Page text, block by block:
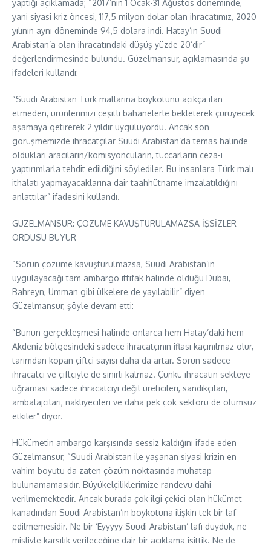
yaptığı açıklamada; “2017’nin 1 Ocak-31 Ağustos döneminde,
yani siyasi kriz öncesi, 117,5 milyon dolar olan ihracatımız, 2020
yılının aynı döneminde 94,5 dolara indi. Hatay’ın Suudi
Arabistan’a olan ihracatındaki düşüş yüzde 20’dir”
değerlendirmesinde bulundu. Güzelmansur, açıklamasında şu
ifadeleri kullandı:
“Suudi Arabistan Türk mallarına boykotunu açıkça ilan
etmeden, ürünlerimizi çeşitli bahanelerle bekleterek çürüyecek
aşamaya getirerek 2 yıldır uyguluyordu. Ancak son
görüşmemizde ihracatçılar Suudi Arabistan’da temas halinde
oldukları aracıların/komisyoncuların, tüccarların ceza-i
yaptırımlarla tehdit edildiğini söylediler. Bu insanlara Türk malı
ithalatı yapmayacaklarına dair taahhütname imzalatıldığını
anlattılar” ifadesini kullandı.
GÜZELMANSUR: ÇÖZÜME KAVUŞTURULAMAZSA İŞSİZLER
ORDUSU BÜYÜR
“Sorun çözüme kavuşturulmazsa, Suudi Arabistan’ın
uygulayacağı tam ambargo ittifak halinde olduğu Dubai,
Bahreyn, Umman gibi ülkelere de yayılabilir” diyen
Güzelmansur, şöyle devam etti:
“Bunun gerçekleşmesi halinde onlarca hem Hatay’daki hem
Akdeniz bölgesindeki sadece ihracatçının iflası kaçınılmaz olur,
tarımdan kopan çiftçi sayısı daha da artar. Sorun sadece
ihracatçı ve çiftçiyle de sınırlı kalmaz. Çünkü ihracatın sekteye
uğraması sadece ihracatçıyı değil üreticileri, sandıkçıları,
ambalajcıları, nakliyecileri ve daha pek çok sektörü de olumsuz
etkiler” diyor.
Hükümetin ambargo karşısında sessiz kaldığını ifade eden
Güzelmansur, “Suudi Arabistan ile yaşanan siyasi krizin en
vahim boyutu da zaten çözüm noktasında muhatap
bulunamamasıdır. Büyükelçiliklerimize randevu dahi
verilmemektedir. Ancak burada çok ilgi çekici olan hükümet
kanadından Suudi Arabistan’ın boykotuna ilişkin tek bir laf
edilmemesidir. Ne bir ‘Eyyyyy Suudi Arabistan’ lafı duyduk, ne
misliyle karşılık verileceğine dair bir açıklama işittik. Ne de